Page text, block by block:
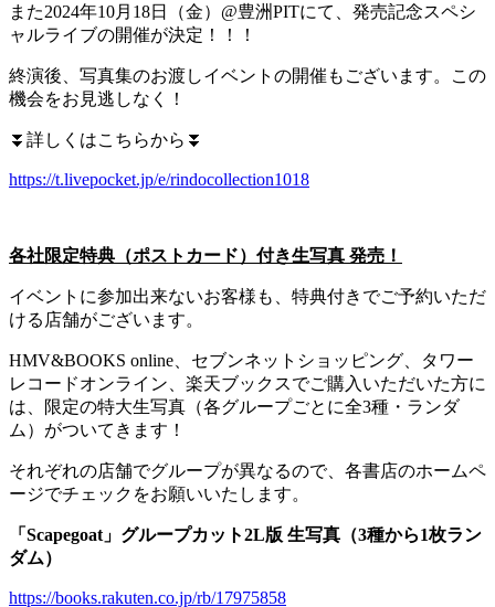
また2024年10月18日（金）@豊洲PITにて、発売記念スペシ
ャルライブの開催が決定！！！
終演後、写真集のお渡しイベントの開催もございます。この
機会をお見逃しなく！
⏬詳しくはこちらから⏬
https://t.livepocket.jp/e/rindocollection1018
各社限定特典（ポストカード）付き生写真 発売！
イベントに参加出来ないお客様も、特典付きでご予約いただ
ける店舗がございます。
HMV&BOOKS online、セブンネットショッピング、タワー
レコードオンライン、楽天ブックスでご購入いただいた方に
は、限定の特大生写真（各グループごとに全3種・ランダ
ム）がついてきます！
それぞれの店舗でグループが異なるので、各書店のホームペ
ージでチェックをお願いいたします。
「Scapegoat」グループカット2L版 生写真（3種から1枚ラン
ダム）
https://books.rakuten.co.jp/rb/17975858